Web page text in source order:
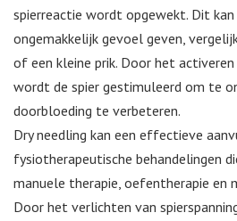
spierreactie wordt opgewekt. Dit
ongemakkelijk gevoel geven,
of een kleine prik. Door het
wordt de spier gestimuleerd om te
doorbloeding te verbeteren.
Dry needling kan een effectieve
fysiotherapeutische behandelingen
manuele therapie, oefentherapie en
Door het verlichten van